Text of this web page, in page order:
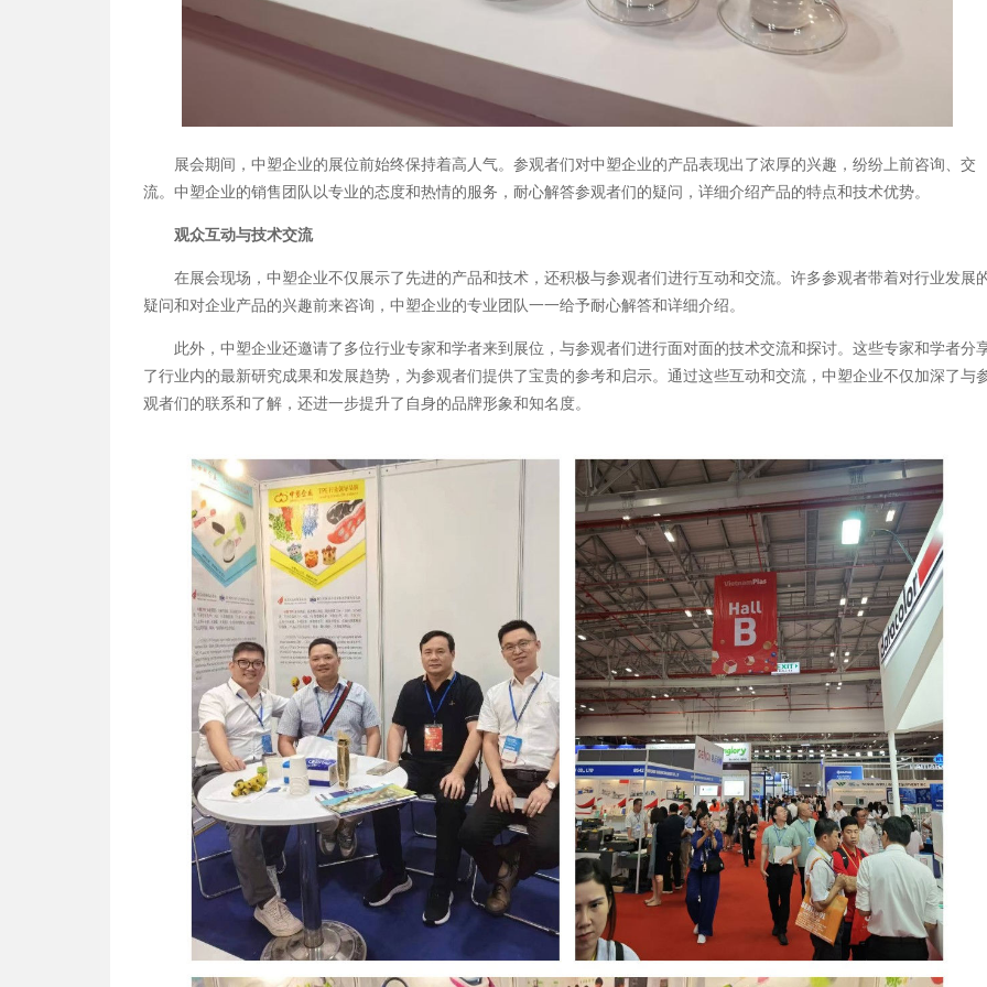
展会期间，中 塑企业的展位前始终保持着高人气。参观者们对中塑企业的产品表现出了浓厚的兴趣，纷纷上前咨询、交
流。中塑企业的销售团队以专业的态度和热情的服务，耐心解答参观者们的疑问，详细介绍产品的特点和技术优势。
观众互动与技术交流
在展会现场，中塑企业不仅展示了先进的产品和技术，还积极与参观者们进行互动和交流。许多参观者带着对行业发展
疑问和对企业产品的兴趣前来咨询，中塑企业的专业团队一一给予耐心解答和详细介绍。
此外，中塑企业还邀请了多位行业专家和学者来到展位，与参观者们进行面对面的技术交流和探讨。这些专家和学者分
了行业内的最新研究成果和发展趋势，为参观者们提供了宝贵的参考和启示。通过这些互动和交流，中塑企业不仅加深了与
观者们的联系和了解，还进一步提升了自身的品牌形象和知名度。